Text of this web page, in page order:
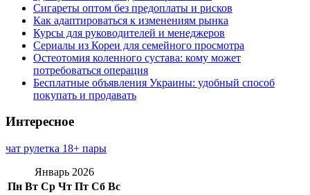
Сигареты оптом без предоплаты и рисков
Как адаптироваться к изменениям рынка
Курсы для руководителей и менеджеров
Сериалы из Кореи для семейного просмотра
Остеотомия коленного сустава: кому может
потребоваться операция
Бесплатные объявления Украины: удобный способ
покупать и продавать
Интересное
чат рулетка 18+ пары
Январь 2026
Пн Вт Ср Чт Пт Сб Вс